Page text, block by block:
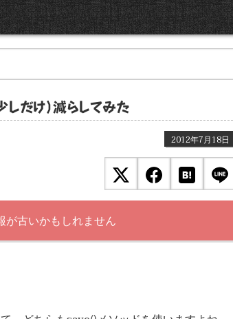
だけ）減らしてみた
2012年7月18日
が古いかもしれません